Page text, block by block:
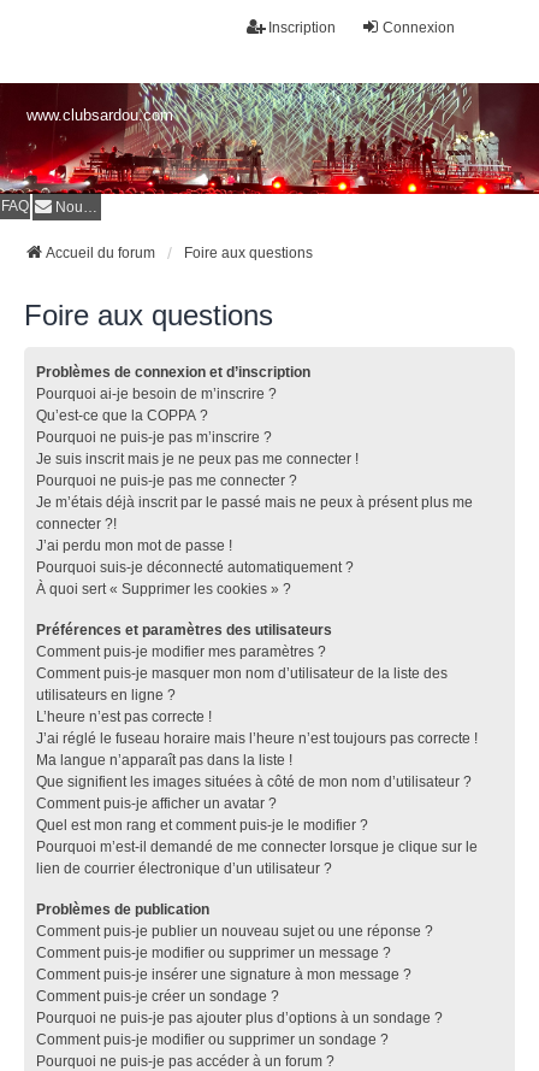
Connexion
Inscription
www.clubsardou.com
FAQ Nous contacter
Accueil du forum Foire aux questions
Foire aux questions
Problèmes de connexion et d’inscription
Pourquoi ai-je besoin de m’inscrire ?
Qu’est-ce que la COPPA ?
Pourquoi ne puis-je pas m’inscrire ?
Je suis inscrit mais je ne peux pas me connecter !
Pourquoi ne puis-je pas me connecter ?
Je m’étais déjà inscrit par le passé mais ne peux à présent plus me
connecter ?!
J’ai perdu mon mot de passe !
Pourquoi suis-je déconnecté automatiquement ?
À quoi sert « Supprimer les cookies » ?
Préférences et paramètres des utilisateurs
Comment puis-je modifier mes paramètres ?
Comment puis-je masquer mon nom d’utilisateur de la liste des
utilisateurs en ligne ?
L’heure n’est pas correcte !
J’ai réglé le fuseau horaire mais l’heure n’est toujours pas correcte !
Ma langue n’apparaît pas dans la liste !
Que signifient les images situées à côté de mon nom d’utilisateur ?
Comment puis-je afficher un avatar ?
Quel est mon rang et comment puis-je le modifier ?
Pourquoi m’est-il demandé de me connecter lorsque je clique sur le
lien de courrier électronique d’un utilisateur ?
Problèmes de publication
Comment puis-je publier un nouveau sujet ou une réponse ?
Comment puis-je modifier ou supprimer un message ?
Comment puis-je insérer une signature à mon message ?
Comment puis-je créer un sondage ?
Pourquoi ne puis-je pas ajouter plus d’options à un sondage ?
Comment puis-je modifier ou supprimer un sondage ?
Pourquoi ne puis-je pas accéder à un forum ?